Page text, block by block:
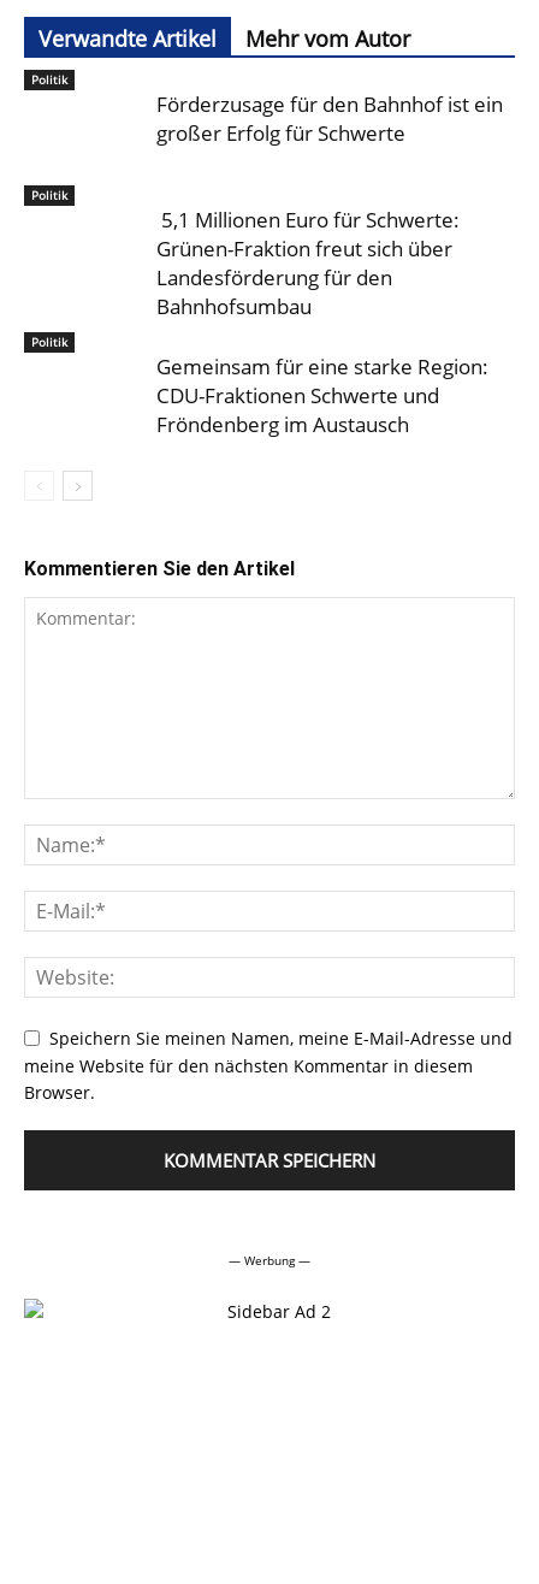
Verwandte Artikel Mehr vom Autor
Politik
Förderzusage für den Bahnhof ist ein
großer Erfolg für Schwerte
Politik
5,1 Millionen Euro für Schwerte:
Grünen-Fraktion freut sich über
Landesförderung für den
Bahnhofsumbau
Politik
Gemeinsam für eine starke Region:
CDU-Fraktionen Schwerte und
Fröndenberg im Austausch
Kommentieren Sie den Artikel
Speichern Sie meinen Namen, meine E-Mail-Adresse und
meine Website für den nächsten Kommentar in diesem
Browser.
— Werbung —